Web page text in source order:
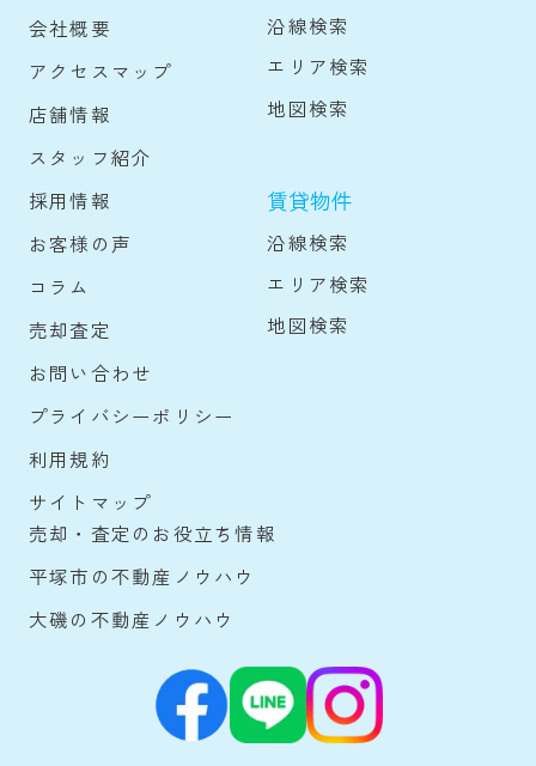
会社概要
アクセスマップ
店舗情報
スタッフ紹介
採用情報
お客様の声
コラム
売却査定
お問い合わせ
プライバシーポリシー
利用規約
サイトマップ
沿線検索
エリア検索
地図検索
賃貸物件
沿線検索
エリア検索
地図検索
売却・査定のお役立ち情報
平塚市の不動産ノウハウ
大磯の不動産ノウハウ